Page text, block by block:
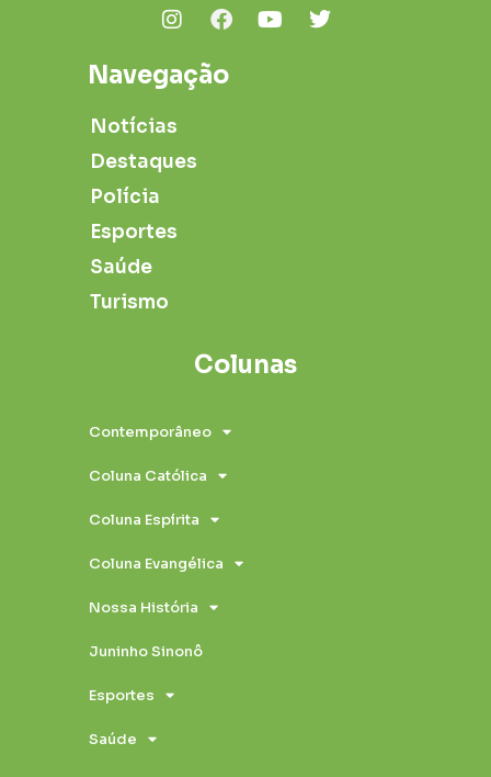
Navegação
Notícias
Destaques
Polícia
Esportes
Saúde
Turismo
Colunas
Contemporâneo
Coluna Católica
Coluna Espírita
Coluna Evangélica
Nossa História
Juninho Sinonô
Esportes
Saúde